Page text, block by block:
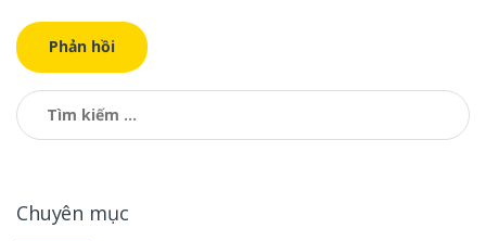
Tìm kiếm cho:
Chuyên mục